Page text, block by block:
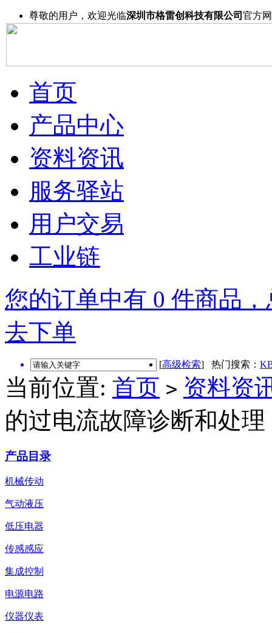
尊敬的用户，欢迎光临深圳市格雷创科技有限公司 官方
首页
产品中心
资料资讯
服务驿站
用户交易
工业链
您的订单中有 0 件商品
去下单
[高级检索] 热门搜索：
当前位置: 首页 > 资料资
的过电流故障诊断和处理
产品目录
机械传动
气动液压
低压电器
传感感应
集成控制
电源电路
仪器仪表